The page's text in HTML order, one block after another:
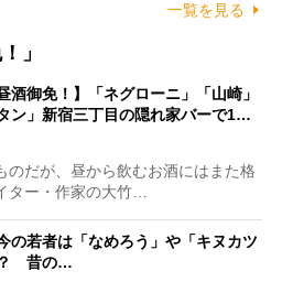
一覧を見る
」
酒御免！】「ネグローニ」「山崎」
ン」新宿三丁目の隠れ家バーで1…
だが、昼から飲むお酒にはまた格
ー・作家の大竹…
の若者は「なめろう」や「キヌカツ
？ 昔の…